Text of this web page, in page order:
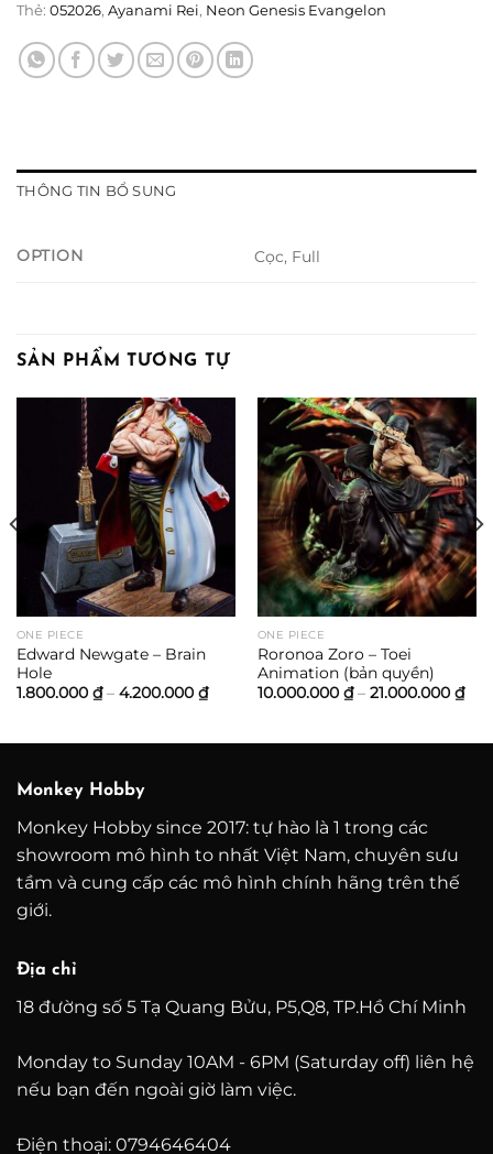
Thẻ: 052026, Ayanami Rei, Neon Genesis Evangelon
THÔNG TIN BỔ SUNG
OPTION Cọc, Full
SẢN PHẨM TƯƠNG TỰ
ONE PIECE
Edward Newgate – Brain
Hole
1.800.000 ₫ – 4.200.000 ₫Khoảng
giá:
đến
ONE PIECE
Roronoa Zoro – Toei
Animation (bản quyền)
10.000.000 ₫ – 21.000.000 ₫
giá:
đến
Monkey Hobby
Monkey Hobby since 2017: tự hào là 1 trong các
showroom mô hình to nhất Việt Nam, chuyên sưu
tầm và cung cấp các mô hình chính hãng trên thế
giới.
Địa chỉ
18 đường số 5 Tạ Quang Bửu, P5,Q8, TP.Hồ Chí Minh
Monday to Sunday 10AM - 6PM (Saturday off) liên hệ
nếu bạn đến ngoài giờ làm việc.
Điện thoại: 0794646404